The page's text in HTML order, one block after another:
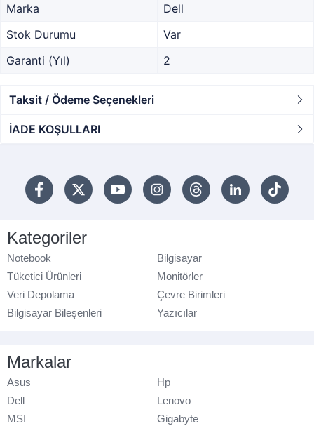
Marka
Dell
Stok Durumu
Var
Garanti (Yıl)
2
Taksit / Ödeme Seçenekleri
İADE KOŞULLARI
Kategoriler
Notebook
Bilgisayar
Tüketici Ürünleri
Monitörler
Veri Depolama
Çevre Birimleri
Bilgisayar Bileşenleri
Yazıcılar
Markalar
Asus
Hp
Dell
Lenovo
MSI
Gigabyte